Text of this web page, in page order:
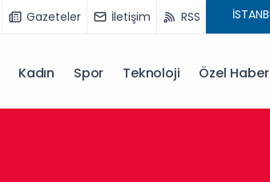
Gazeteler İletişim RSS
Kadın Spor Teknoloji Özel Haber